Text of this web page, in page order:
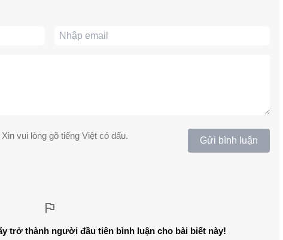
vui lòng gõ tiếng Việt có dấu. Gửi bình luận
trở thành người đầu tiên bình luận cho bài biết này!